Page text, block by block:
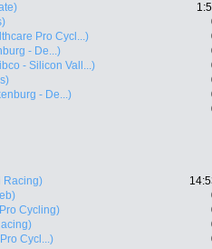
Pro Cycl...)
- De...)
- Silicon Vall...)
- De...)
Racing)
Cycling)
Cycl...)